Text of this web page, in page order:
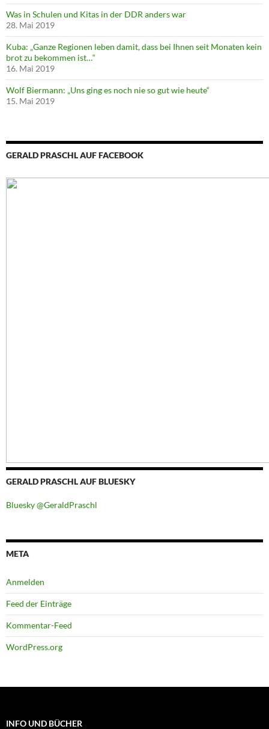
Was in Schulen und Kitas in der DDR anders war
28. Mai 2019
Kuba: „Ganze Regionen leben damit, dass bei Ihnen seit Monaten kein
brot zu bekommen ist…“
16. Mai 2019
Wolf Biermann: „Uns ging es noch nie so gut wie heute“
15. Mai 2019
GERALD PRASCHL AUF FACEBOOK
GERALD PRASCHL AUF BLUESKY
Bluesky @GeraldPraschl
META
Anmelden
Feed der Einträge
Kommentar-Feed
WordPress.org
INFO UND BÜCHER